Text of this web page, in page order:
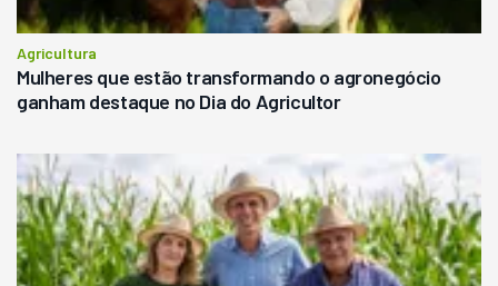
Agricultura
Mulheres que estão transformando o agronegócio
ganham destaque no Dia do Agricultor